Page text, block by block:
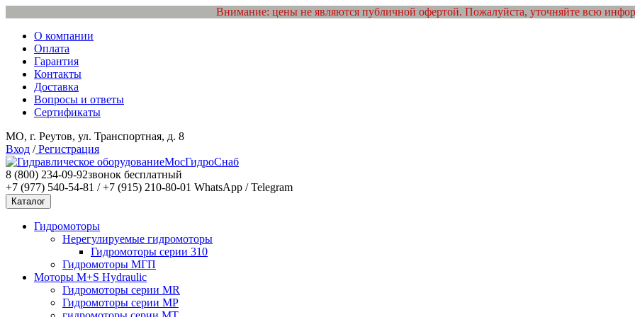
Внимание: цены не являются публичной офертой. Пожалуйста, уточняйте всю
О компании
Оплата
Гарантия
Контакты
Доставка
Вопросы и ответы
Сертификаты
МО, г. Реутов, ул. Транспортная, д. 8
Вход /Регистрация
МосГидроСнаб
8 (800) 234-09-92звонок бесплатный
+7 (977) 540-54-81 / +7 (915) 210-80-01 WhatsApp / Telegram
Каталог
Гидромоторы
Нерегулируемые гидромоторы
Гидромоторы серии 310
Гидромоторы МГП
Моторы M+S Hydraulic
Гидромоторы серии MR
Гидромоторы серии MP